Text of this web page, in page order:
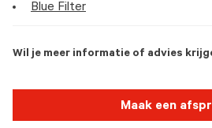
Blue Filter
Wil je meer informatie of advies
Maak een